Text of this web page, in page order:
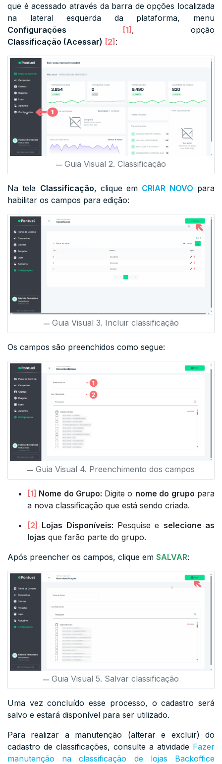
que é acessado através da barra de opções localizada
na lateralesquerda da plataforma, menu
Configurações [1], opção
Classificação (Acessar) [2]:
Guia Visual 2. Classificação
Na tela Classificação, clique em CRIAR NOVO para
habilitar os campos para edição:
Guia Visual 3. Incluir classificação
Os campos são preenchidos como segue:
Guia Visual 4. Preenchimento dos campos
[1] Nome do Grupo: Digite o nome do grupo para
a nova classificação que está sendo criada.
[2] Lojas Disponíveis: Pesquise e selecione as
lojas que farão parte do grupo.
Após preencher os campos, clique em SALVAR:
Guia Visual 5. Salvar classificação
Uma vez concluído esse processo, o cadastro será
salvo e estará disponível para ser utilizado.
Para realizar a manutenção (alterar e excluir) do
cadastro de classificações, consulte a atividade Fazer
manutenção na classificação de lojas Backoffice